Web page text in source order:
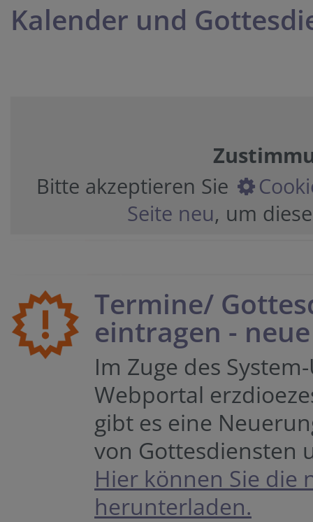
Kalender und
Bitte akzeptieren Sie
Seite neu, um
Termine/
eintragen -
Im Zuge des
Webportal
gibt es eine
von Gottesdiensten
Hier können Sie die
herunterladen.